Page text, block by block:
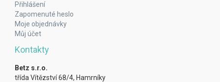
Přihlášení
Zapomenuté heslo
Moje objednávky
Můj účet
Kontakty
Betz s.r.o.
třída Vítězství 68/4, Hamrníky